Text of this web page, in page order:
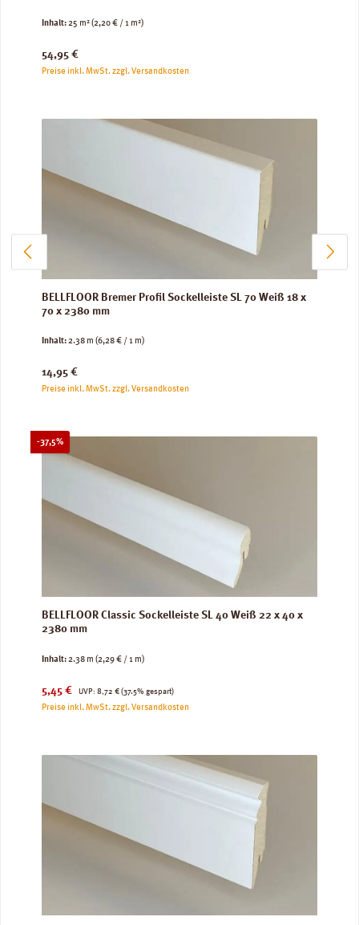
Inhalt:25 m²(2,20 € / 1 m²)
Regulärer Preis:
54,95 €
Preise inkl. MwSt. zzgl. Versandkosten
BELLFLOOR Bremer Profil Sockelleiste SL 70 Weiß 18 x
70 x 2380 mm
Inhalt:2.38 m (6,28 € / 1 m)
Regulärer Preis:
14,95 €
Preise inkl. MwSt. zzgl. Versandkosten
-37,5%Rabatt
BELLFLOOR Classic Sockelleiste SL 40 Weiß 22 x 40 x
2380 mm
Inhalt:2.38 m (2,29 € / 1 m)
Verkaufspreis:
5,45 € UVP:
Regulärer Preis:
8,72 € (37.5% gespart)
Preise inkl. MwSt. zzgl. Versandkosten